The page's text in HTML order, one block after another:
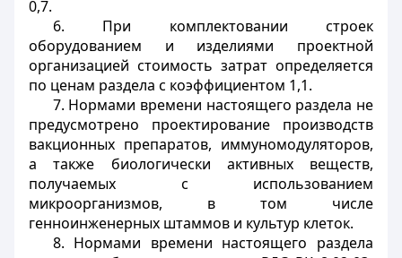
0,7.
6. При комплектовании строек
оборудованием и изделиями проектной
организацией стоимость затрат определяется
по ценам раздела с коэффициентом 1,1.
7. Нормами времени настоящего раздела не
предусмотрено проектирование производств
вакционных препаратов, иммуномодуляторов,
а также биологически активных веществ,
получаемых с использованием
микроорганизмов, в том числе
генноинженерных штаммов и культур клеток.
8. Нормами времени настоящего раздела